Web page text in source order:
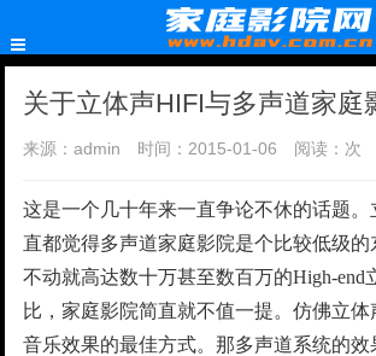
关于立体声HIFI与多声道家庭
来源：admin 时间：2015-01-06 阅读： 次
这是一个几十年来一直争论不休的话题。
直都觉得多声道家庭影院是个比较低级的
不动就高达数十万甚至数百万的High-end
比，家庭影院简直就不值一提。仿佛立
音乐效果的最佳方式。那多声道系统的